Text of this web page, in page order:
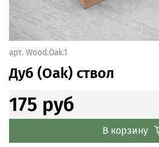
арт. Wood.Oak.1
Дуб (Oak) ствол
175 руб
В корзину